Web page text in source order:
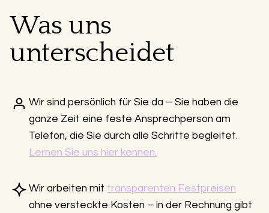
Was uns
unterscheidet
Wir sind persönlich für Sie da – Sie haben die
ganze Zeit eine feste Ansprechperson am
Telefon, die Sie durch alle Schritte begleitet.
Lernen Sie uns hier kennen.
Wir arbeiten mit transparenten Festpreisen
ohne versteckte Kosten – in der Rechnung gibt